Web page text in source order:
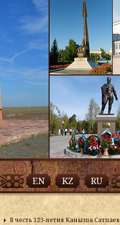
EN KZ RU
В честь 125-летия Каныша